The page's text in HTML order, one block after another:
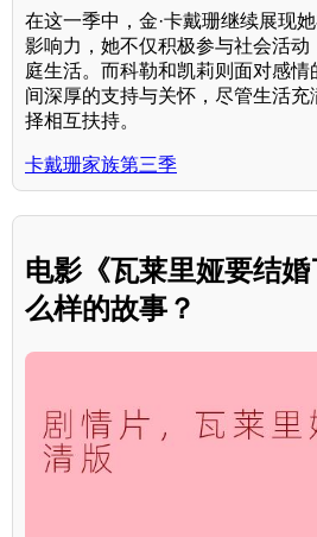
在这一季中，金·卡戴珊继续展现
影响力，她不仅积极参与社会活动
庭生活。而科勒和凯莉则面对感情
间深厚的支持与关怀，尽管生活
择相互扶持。
卡戴珊家族第三季
电影《瓦莱里娅要结
么样的故事？